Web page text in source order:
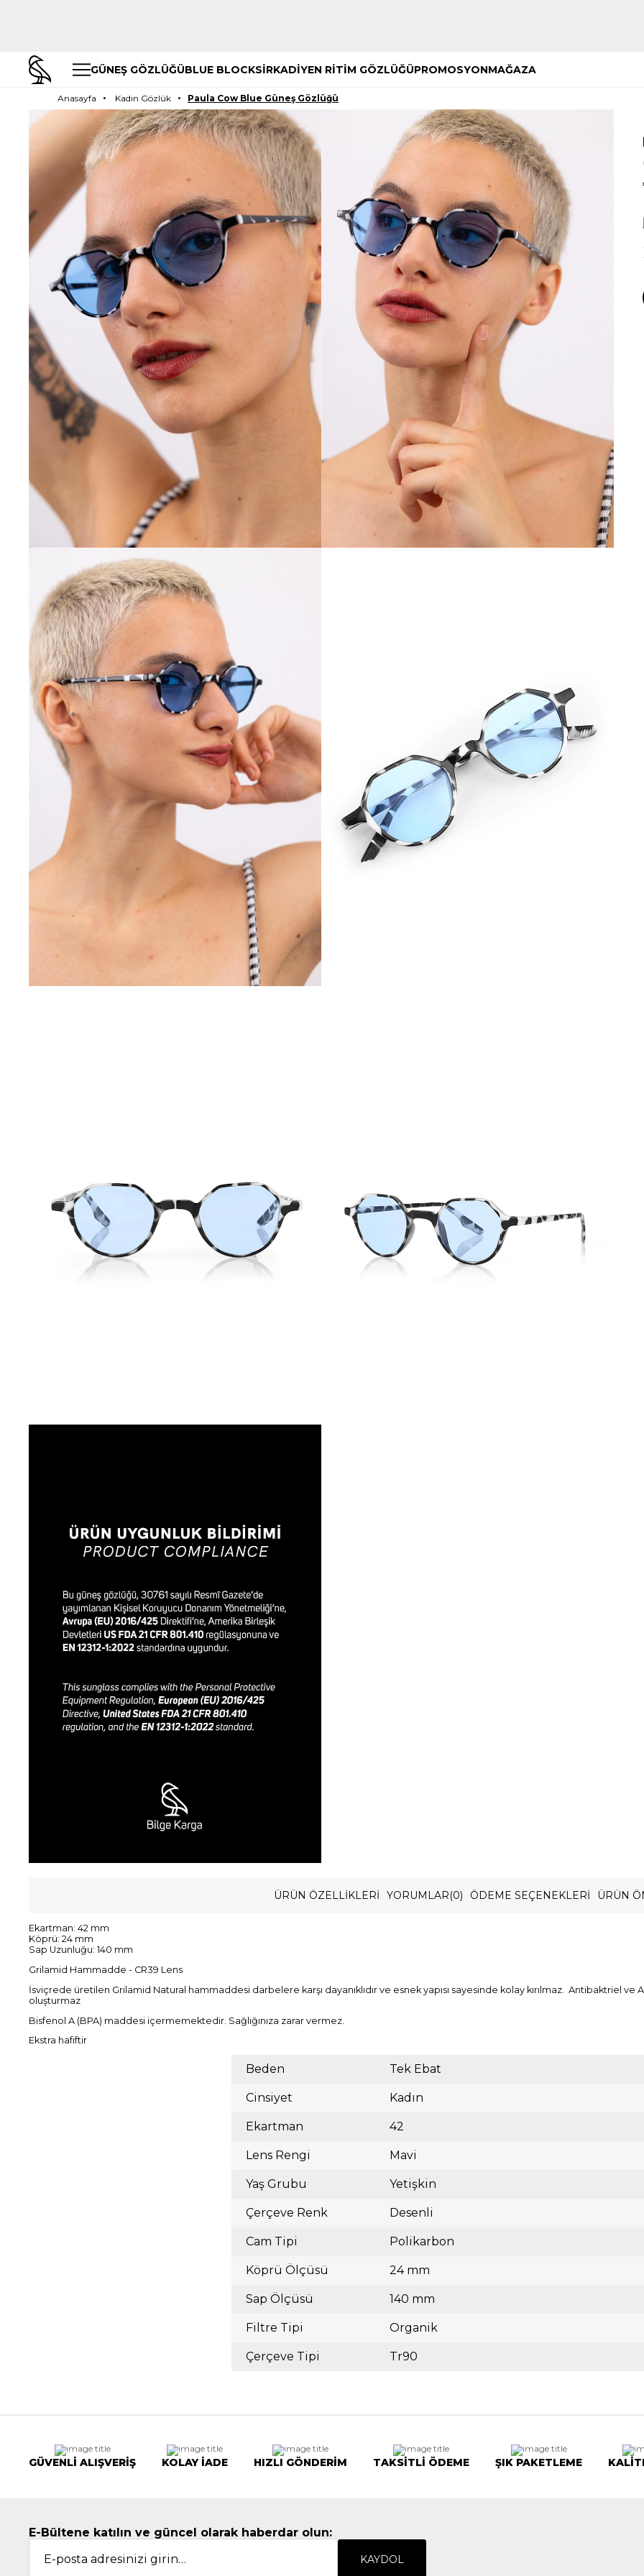
GÜNEŞ GÖZLÜĞÜBLUE BLOCKSİRKADİYEN RİTİM GÖZLÜĞÜPROMOSYONMAĞAZA
Anasayfa Kadın Gözlük Paula Cow Blue Güneş Gözlüğü
ÜRÜN ÖZELLIKLERI YORUMLAR(0) ÖDEME SEÇENEKLERI ÜRÜN
Ekartman: 42 mm
Köprü: 24 mm
Sap Uzunluğu: 140 mm
Grilamid Hammadde - CR39 Lens
İsviçrede üretilen Grilamid Natural hammaddesi darbelere karşı dayanıklıdır ve esnek yapısı sayesinde kolay kırılmaz. Antibaktriel
oluşturmaz
Bisfenol A (BPA) maddesi içermemektedir. Sağlığınıza zarar vermez.
Ekstra hafiftir
Beden Tek Ebat
Cinsiyet Kadın
Ekartman 42
Lens Rengi Mavi
Yaş Grubu Yetişkin
Çerçeve Renk Desenli
Cam Tipi Polikarbon
Köprü Ölçüsü 24 mm
Sap Ölçüsü 140 mm
Filtre Tipi Organik
Çerçeve Tipi Tr90
GÜVENLİ ALIŞVERİŞ KOLAY İADE HIZLI GÖNDERİM TAKSİTLİ ÖDEME ŞIK PAKETLEME
E-Bültene katılın ve güncel olarak haberdar olun:
KAYDOL